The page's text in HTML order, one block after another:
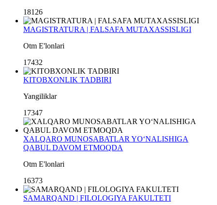
18126
MAGISTRATURA | FALSAFA MUTAXASSISLIGI
Otm E'lonlari
17432
KITOBXONLIK TADBIRI
Yangiliklar
17347
XALQARO MUNOSABATLAR YO‘NALISHIGA
QABUL DAVOM ETMOQDA
Otm E'lonlari
16373
SAMARQAND | FILOLOGIYA FAKULTETI